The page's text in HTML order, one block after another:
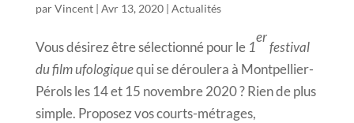
parVincent| Avr 13, 2020| Actualités
Vous désirez être sélectionné pour le 1
er
festival
du film ufologiquequi se déroulera à Montpellier-
Pérols les 14 et 15 novembre 2020 ? Rien de plus
simple. Proposez vos courts-métrages,